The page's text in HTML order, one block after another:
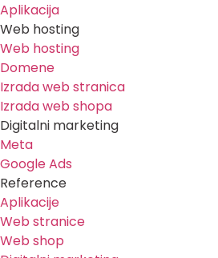
Aplikacija
Web hosting
Web hosting
Domene
Izrada web stranica
Izrada web shopa
Digitalni marketing
Meta
Google Ads
Reference
Aplikacije
Web stranice
Web shop